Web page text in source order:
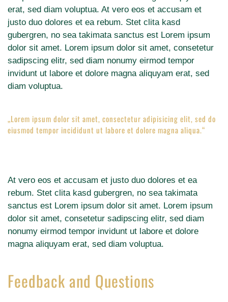
erat, sed diam voluptua. At vero eos et accusam et
justo duo dolores et ea rebum. Stet clita kasd
gubergren, no sea takimata sanctus est Lorem ipsum
dolor sit amet. Lorem ipsum dolor sit amet, consetetur
sadipscing elitr, sed diam nonumy eirmod tempor
invidunt ut labore et dolore magna aliquyam erat, sed
diam voluptua.
„Lorem ipsum dolor sit amet, consectetur adipisicing elit, sed do
eiusmod tempor incididunt ut labore et dolore magna aliqua.“
At vero eos et accusam et justo duo dolores et ea
rebum. Stet clita kasd gubergren, no sea takimata
sanctus est Lorem ipsum dolor sit amet. Lorem ipsum
dolor sit amet, consetetur sadipscing elitr, sed diam
nonumy eirmod tempor invidunt ut labore et dolore
magna aliquyam erat, sed diam voluptua.
Feedback and Questions